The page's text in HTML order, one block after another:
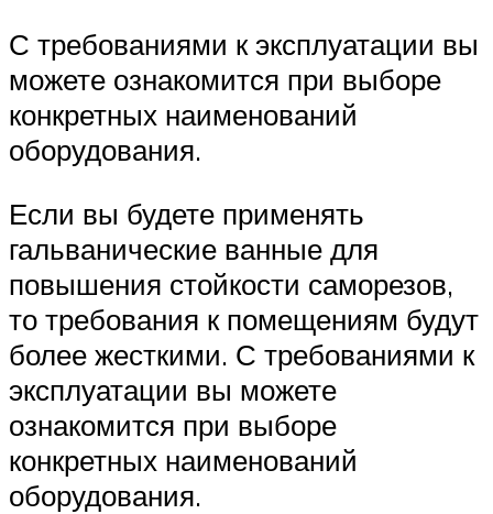
С требованиями к эксплуатации вы
можете ознакомится при выборе
конкретных наименований
оборудования.
Если вы будете применять
гальванические ванные для
повышения стойкости саморезов,
то требования к помещениям будут
более жесткими. С требованиями к
эксплуатации вы можете
ознакомится при выборе
конкретных наименований
оборудования.